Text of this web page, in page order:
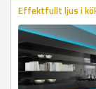
Effektfullt ljus i